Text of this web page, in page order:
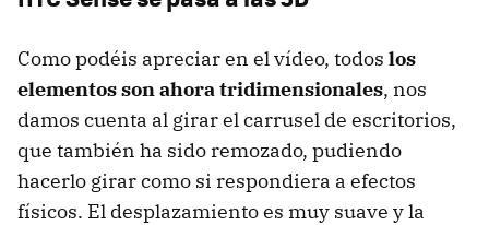
Como podéis apreciar en el vídeo, todos los
elementos son ahora tridimensionales, nos
damos cuenta al girar el carrusel de escritorios,
que también ha sido remozado, pudiendo
hacerlo girar como si respondiera a efectos
físicos. El desplazamiento es muy suave y la